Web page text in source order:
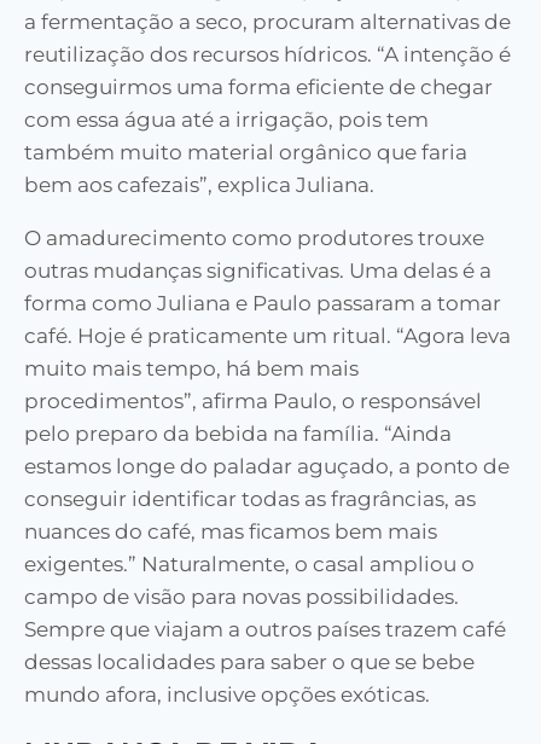
a fermentação a seco, procuram alternativas de
reutilização dos recursos hídricos. “A intenção é
conseguirmos uma forma eficiente de chegar
com essa água até a irrigação, pois tem
também muito material orgânico que faria
bem aos cafezais”, explica Juliana.
O amadurecimento como produtores trouxe
outras mudanças significativas. Uma delas é a
forma como Juliana e Paulo passaram a tomar
café. Hoje é praticamente um ritual. “Agora leva
muito mais tempo, há bem mais
procedimentos”, afirma Paulo, o responsável
pelo preparo da bebida na família. “Ainda
estamos longe do paladar aguçado, a ponto de
conseguir identificar todas as fragrâncias, as
nuances do café, mas ficamos bem mais
exigentes.” Naturalmente, o casal ampliou o
campo de visão para novas possibilidades.
Sempre que viajam a outros países trazem café
dessas localidades para saber o que se bebe
mundo afora, inclusive opções exóticas.